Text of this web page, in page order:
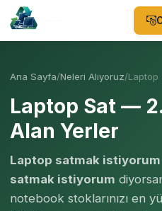
Ana Sayfa/Neleri Alıyoruz/Laptop
Laptop Sat —
Alan Yerler
Laptop satmak istiyorum
satmak istiyorum
notebook stoklarınızı en